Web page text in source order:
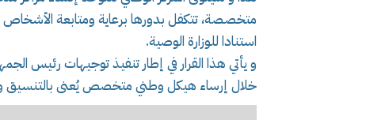
متخصصة، تتكفل بدورها برعاية ومتابعة
استنادا للوزارة الوصية.
و يأتي هذا القرار في إطار تنفيذ توجيهات رئيس
خلال إرساء هيكل وطني متخصص يُعنى بالتنسيق